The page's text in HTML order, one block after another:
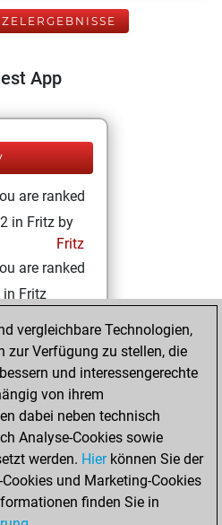
App
are ranked
in Fritz by
Fritz
are ranked
Fritz
März 20,
achieved a
of 40
Fritz
a new Elo
vergleichbare Technologien,
zur Verfügung zu stellen, die
und interessengerechte
von ihrem
dabei neben technisch
Analyse-Cookies sowie
werden. Hierkönnen Sie der
und Marketing-Cookies
finden Sie in